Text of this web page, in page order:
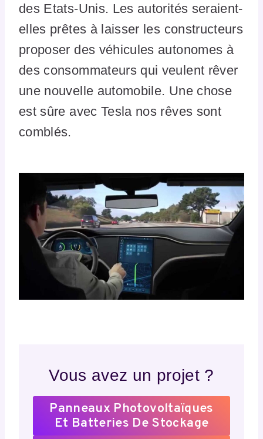
des Etats-Unis. Les autorités seraient-
elles prêtes à laisser les constructeurs
proposer des véhicules autonomes à
des consommateurs qui veulent rêver
une nouvelle automobile. Une chose
est sûre avec Tesla nos rêves sont
comblés.
Vous avez un projet ?
Panneaux Photovoltaïques
Et Batteries De Stockage